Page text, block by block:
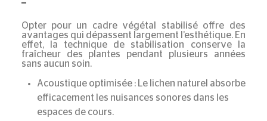
Opter pour un cadre végétal stabiliséoffre des
avantages qui dépassent largement l’esthétique. En
effet, la technique de stabilisation conserve la
fraîcheur des plantes pendant plusieurs années
sans aucun soin.
Acoustique optimisée : Le lichen naturel absorbe
efficacement les nuisances sonores dans les
espaces de cours.